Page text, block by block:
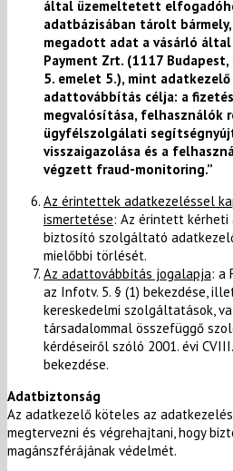
által üzemeltetett
adatbázisában tárolt
megadott adat a vásárló
Payment Zrt. (1117
5. emelet 5.), mint adatkezelő
adattovábbítás célja: a
megvalósítása, felhasználók
ügyfélszolgálati
visszaigazolása és a
végzett fraud-monitoring.”
Az érintettek adatkezeléssel
ismertetése: Az érintett kérheti
biztosító szolgáltató
mielőbbi törlését.
Az adattovábbítás jogalapja: a
az Infotv. 5. § (1) bekezdése,
kereskedelmi szolgáltatások,
társadalommal összefüggő
kérdéseiről szóló 2001. évi
bekezdése.
Adatbiztonság
Az adatkezelő köteles az
megtervezni és végrehajtani, hogy
magánszférájának védelmét.